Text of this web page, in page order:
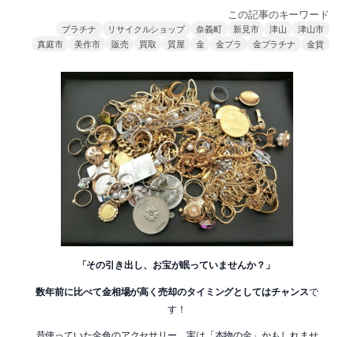
この記事のキーワード
プラチナ リサイクルショップ 奈義町 新見市 津山
津山市
真庭市
美作市 販売 買取 質屋 金 金プラ 金プラチナ 金貨
「その引き出し、お宝が眠っていませんか？」
数年前に比べて金相場が高く売却のタイミングとしてはチャンスで
す！
昔使っていた金色のアクセサリー、実は「本物の金」かもしれませ